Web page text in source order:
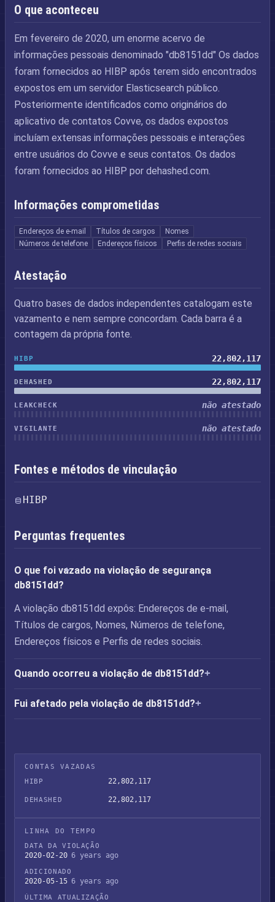
O que aconteceu
Em fevereiro de 2020, um enorme acervo de
informações pessoais denominado "db8151dd" Os dados
foram fornecidos ao HIBP após terem sido encontrados
expostos em um servidor Elasticsearch público.
Posteriormente identificados como originários do
aplicativo de contatos Covve, os dados expostos
incluíam extensas informações pessoais e interações
entre usuários do Covve e seus contatos. Os dados
foram fornecidos ao HIBP por dehashed.com.
Informações comprometidas
Endereços de e-mail Títulos de cargos
Nomes
Números de telefone
Endereços físicos Perfis de redes sociais
Atestação
Quatro bases de dados independentes catalogam este
vazamento e nem sempre concordam. Cada barra é a
contagem da própria fonte.
HIBP 22,802,117
DEHASHED 22,802,117
LEAKCHECK não atestado
VIGILANTE não atestado
Fontes e métodos de vinculação
HIBP
Perguntas frequentes
O que foi vazado na violação de segurança
db8151dd?
A violação db8151dd expôs: Endereços de e-mail,
Títulos de cargos, Nomes, Números de telefone,
Endereços físicos e Perfis de redes sociais.
Quando ocorreu a violação de db8151dd?
Fui afetado pela violação de db8151dd?
CONTAS VAZADAS
HIBP
22,802,117
DEHASHED 22,802,117
LINHA DO TEMPO
DATA DA VIOLAÇÃO
2020-02-20 6 years ago
ADICIONADO
2020-05-15 6 years ago
ÚLTIMA ATUALIZAÇÃO